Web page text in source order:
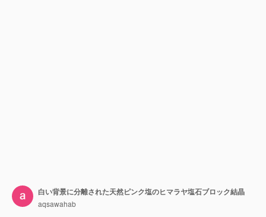
白い背景に分離された天然ピンク塩のヒマラヤ塩石ブロック結晶
aqsawahab